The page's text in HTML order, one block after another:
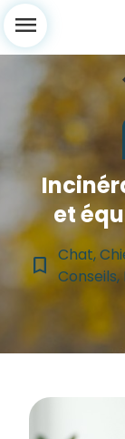
menu
et
bookmark_border Chat,
Conseils,